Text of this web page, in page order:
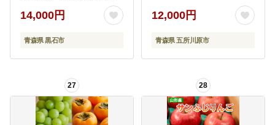
サ選果【配送不可地域：
離島】
14,000円
青森県 黒石市
12,000円
青森県 五所川原市
27 28